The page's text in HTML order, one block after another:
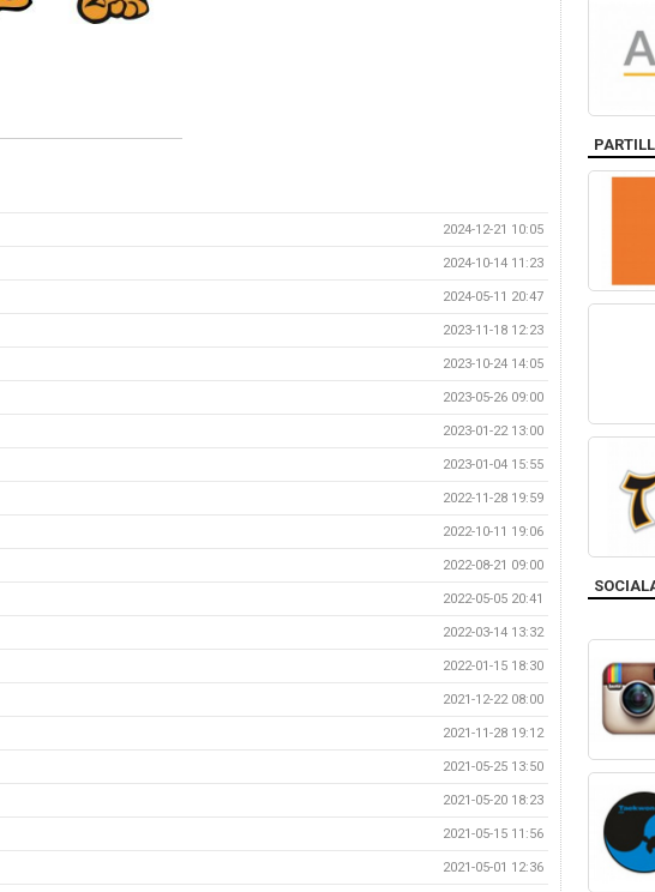
2024-12-21 10:05
2024-10-14 11:23
2024-05-11 20:47
2023-11-18 12:23
2023-10-24 14:05
2023-05-26 09:00
2023-01-22 13:00
2023-01-04 15:55
2022-11-28 19:59
2022-10-11 19:06
2022-08-21 09:00
2022-05-05 20:41
2022-03-14 13:32
2022-01-15 18:30
2021-12-22 08:00
2021-11-28 19:12
2021-05-25 13:50
2021-05-20 18:23
2021-05-15 11:56
2021-05-01 12:36